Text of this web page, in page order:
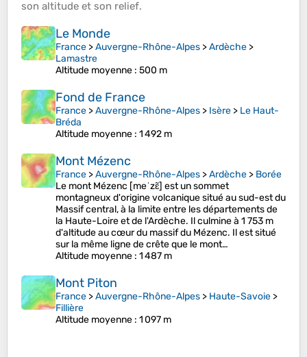
son altitude et son relief.
Le Monde
France >Auvergne-Rhône-Alpes >Ardèche >
Lamastre
Altitude moyenne : 500 m
Fond de France
France >Auvergne-Rhône-Alpes > Isère > Le Haut-
Bréda
Altitude moyenne : 1 492 m
Mont Mézenc
France >Auvergne-Rhône-Alpes >Ardèche > Borée
Le mont Mézenc [meˈzɛ̃] est un sommet
montagneux d'origine volcanique situé au sud-est du
Massif central, à la limite entre les départements de
la Haute-Loire et de l'Ardèche. Il culmine à 1 753 m
d'altitude au cœur du massif du Mézenc. Il est situé
sur la même ligne de crête que le mont…
Altitude moyenne : 1 487 m
Mont Piton
France >Auvergne-Rhône-Alpes > Haute-Savoie >
Fillière
Altitude moyenne : 1 097 m